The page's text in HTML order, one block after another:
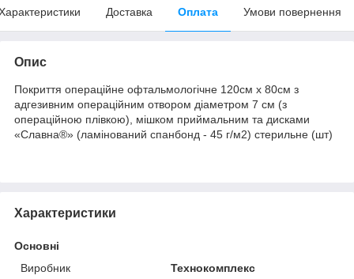
Доставка Оплата Умови повернення
Опис
Покриття операційне офтальмологічне 120см х 80см з
адгезивним операційним отвором діаметром 7 см (з
операційною плівкою), мішком приймальним та дисками
«Славна®» (ламінований спанбонд - 45 г/м2) стерильне (шт)
Характеристики
Основні
Виробник
Технокомплекс